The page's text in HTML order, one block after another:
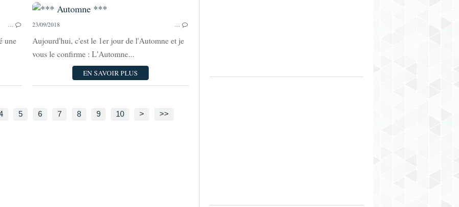
SUNDAY MORNING
…
une
EN FAMILLE
23/09/2018 …
Aujourd'hui, c'est le 1er jour de l'Automne et je
vous le confirme : L'Automne...
EN SAVOIR PLUS
5 6 7 8 9 10 > >>